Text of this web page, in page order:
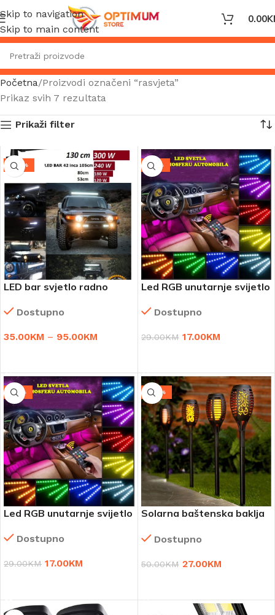
Skip to navigation
Skip to main content
0.00
Početna Proizvodi označeni “rasvjeta”
Prikaz svih 7 rezultata
Prikaži filter
-27%
LED bar svjetlo radno
Dostupno
35.00KM – 95.00KM
-41%
Led RGB unutarnje svijetlo
Dostupno
29.00KM 17.00KM
-41%
Led RGB unutarnje svijetlo
Dostupno
29.00KM 17.00KM
-46%
Solarna baštenska baklja
Dostupno
50.00KM 27.00KM